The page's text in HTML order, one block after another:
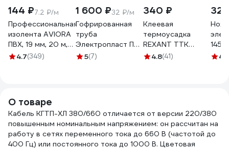
144 ₽7.2 ₽/м
Профессиональная
изолента AVIORA
ПВХ, 19 мм, 20 м,
черная 305-030
4.7(349)
1 600 ₽32 ₽/м
Гофрированная
труба
Электропласт ПВХ
32мм с зондом
5(7)
340 ₽
Клеевая
термоусадка
REXANT ТТК
(3:1)-3/1 черная
4.8(41)
145
4.9
О товаре
Кабель КГТП-ХЛ 380/660 отличается от версии 220/380
повышенным номинальным напряжением: он рассчитан на
работу в сетях переменного тока до 660 В (частотой до
400 Гц) или постоянного тока до 1000 В. Цветовая